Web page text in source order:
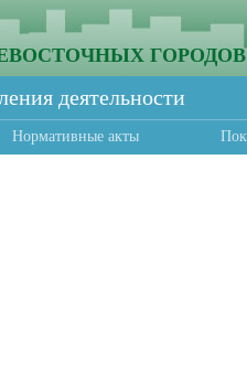
ГОРОДОВ
деятельности
Нормативные акты